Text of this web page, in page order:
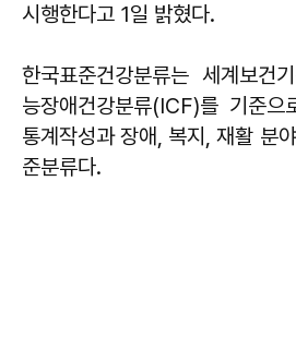
시행한다고 1일 밝혔다.
한국표준건강분류는 세계보건
능장애건강분류(ICF)를 기준
통계작성과 장애, 복지, 재활 분
준분류다.